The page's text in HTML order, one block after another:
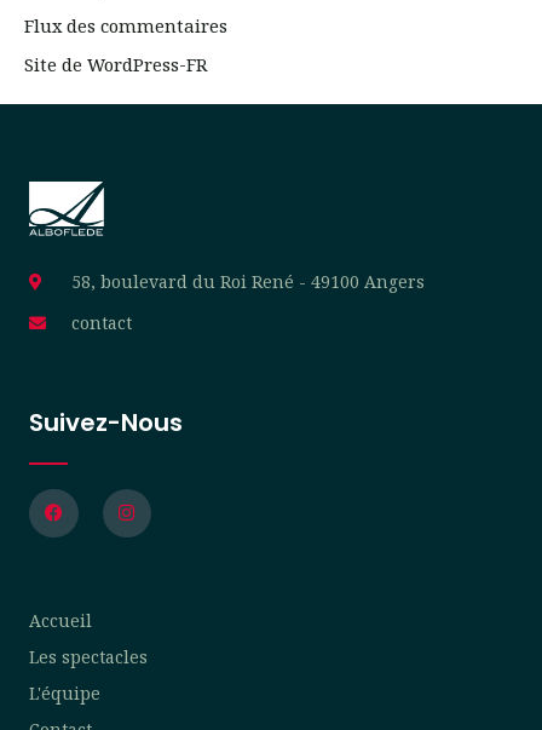
Flux des commentaires
Site de WordPress-FR
58, boulevard du Roi René - 49100 Angers
contact
Suivez-Nous
F
a
c
k
I
n
s
Accueil
Les spectacles
L'équipe